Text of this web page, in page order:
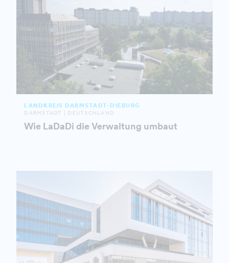
LANDKREIS DARMSTADT-DIEBURG
DARMSTADT | DEUTSCHLAND
Wie LaDaDi die Verwaltung umbaut